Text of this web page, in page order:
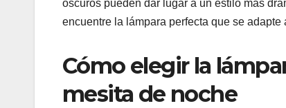
oscuros pueden dar lugar a un estilo más
encuentre la lámpara perfecta que se
Cómo elegir la
mesita de noche